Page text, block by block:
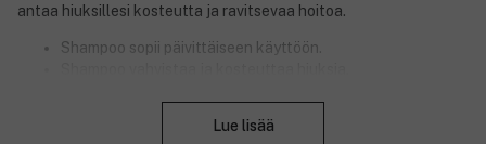
antaa hiuksillesi kosteutta ja ravitsevaa hoitoa.
Shampoo sopii päivittäiseen käyttöön.
Shampoo kosteuttaa hiuksia hellävaraisesti.
Lue lisää